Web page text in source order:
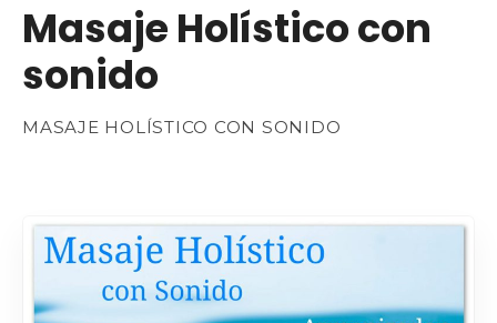
Masaje Holístico con
sonido
MASAJE HOLÍSTICO CON SONIDO